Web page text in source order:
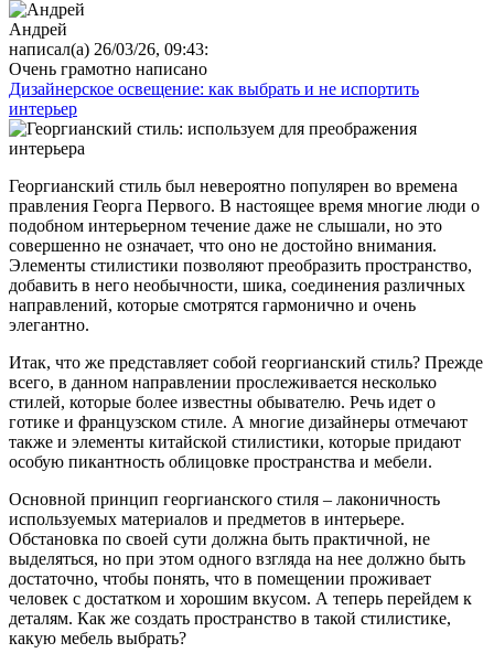
Андрей
написал(а) 26/03/26, 09:43:
Очень грамотно написано
Дизайнерское освещение: как выбрать и не испортить
интерьер
Георгианский стиль был невероятно популярен во времена
правления Георга Первого. В настоящее время многие люди о
подобном интерьерном течение даже не слышали, но это
совершенно не означает, что оно не достойно внимания.
Элементы стилистики позволяют преобразить пространство,
добавить в него необычности, шика, соединения различных
направлений, которые смотрятся гармонично и очень
элегантно.
Итак, что же представляет собой георгианский стиль? Прежде
всего, в данном направлении прослеживается несколько
стилей, которые более известны обывателю. Речь идет о
готике и французском стиле. А многие дизайнеры отмечают
также и элементы китайской стилистики, которые придают
особую пикантность облицовке пространства и мебели.
Основной принцип георгианского стиля – лаконичность
используемых материалов и предметов в интерьере.
Обстановка по своей сути должна быть практичной, не
выделяться, но при этом одного взгляда на нее должно быть
достаточно, чтобы понять, что в помещении проживает
человек с достатком и хорошим вкусом. А теперь перейдем к
деталям. Как же создать пространство в такой стилистике,
какую мебель выбрать?